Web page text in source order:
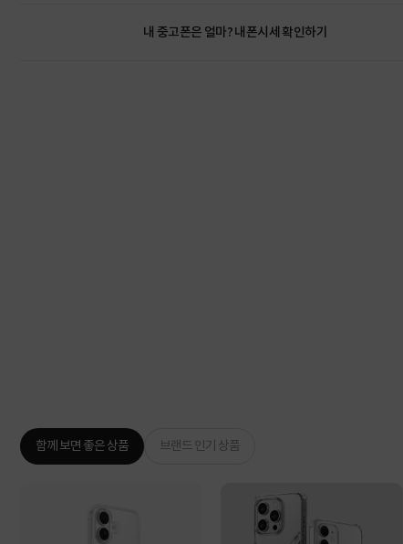
내 중고폰은 얼마?내폰시세 확인하기
함께 보면 좋은 상품 브랜드 인기 상품